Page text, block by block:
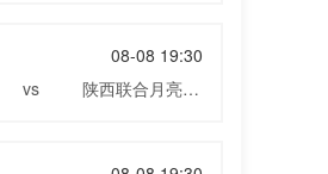
08-08 19:30
vs
陕西联合月亮泊